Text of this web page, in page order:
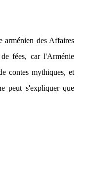
arménien des Affaires
fées, car l'Arménie
contes mythiques, et
peut s'expliquer que